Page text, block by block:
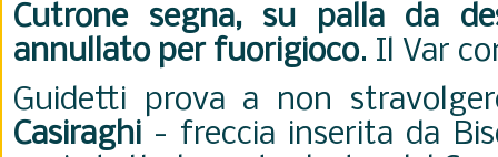
Cutrone segna, su palla da
annullato per fuorigioco. Il Var
Guidetti prova a non
Casiraghi - freccia inserita da